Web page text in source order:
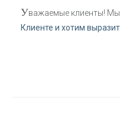
Уважаемые клиенты!
Клиенте и хотим